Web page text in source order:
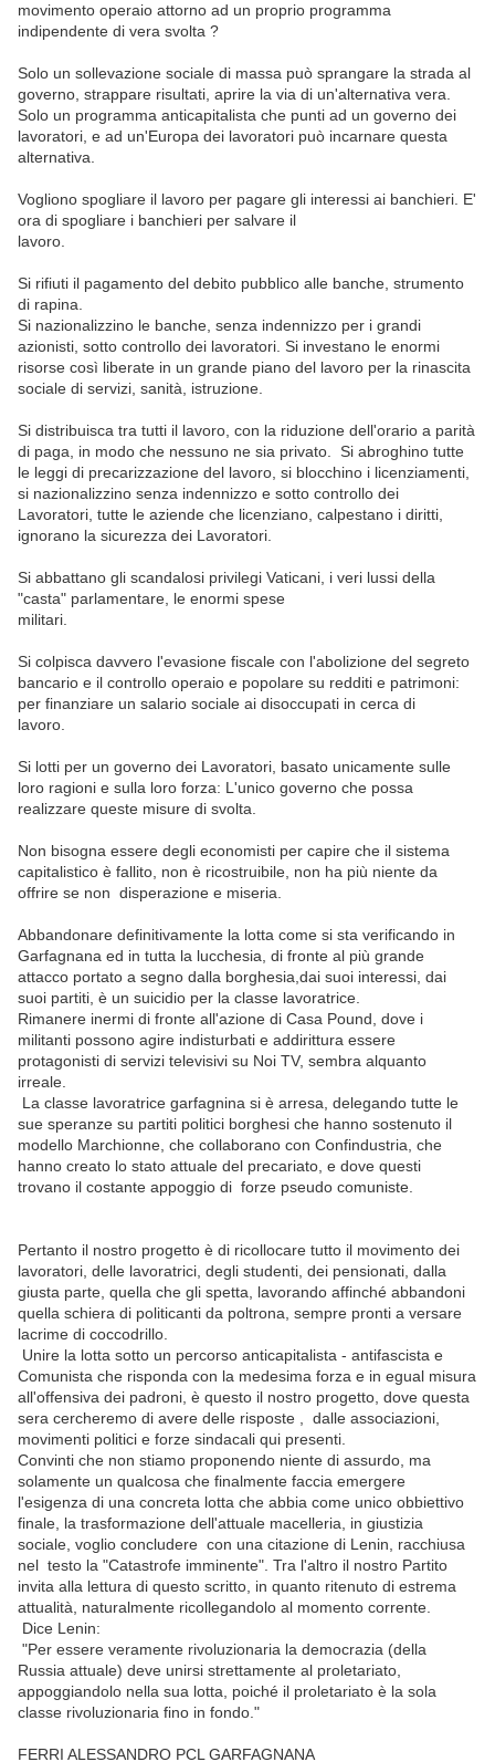
movimento operaio attorno ad un proprio programma
indipendente di vera svolta ?
Solo un sollevazione sociale di massa può sprangare la strada al
governo, strappare risultati, aprire la via di un'alternativa vera.
Solo un programma anticapitalista che punti ad un governo dei
lavoratori, e ad un'Europa dei lavoratori può incarnare questa
alternativa.
Vogliono spogliare il lavoro per pagare gli interessi ai banchieri. E'
ora di spogliare i banchieri per salvare il
lavoro.
Si rifiuti il pagamento del debito pubblico alle banche, strumento
di rapina.
Si nazionalizzino le banche, senza indennizzo per i grandi
azionisti, sotto controllo dei lavoratori. Si investano le enormi
risorse così liberate in un grande piano del lavoro per la rinascita
sociale di servizi, sanità, istruzione.
Si distribuisca tra tutti il lavoro, con la riduzione dell'orario a parità
di paga, in modo che nessuno ne sia privato. Si abroghino tutte
le leggi di precarizzazione del lavoro, si blocchino i licenziamenti,
si nazionalizzino senza indennizzo e sotto controllo dei
Lavoratori, tutte le aziende che licenziano, calpestano i diritti,
ignorano la sicurezza dei Lavoratori.
Si abbattano gli scandalosi privilegi Vaticani, i veri lussi della
"casta" parlamentare, le enormi spese
militari.
Si colpisca davvero l'evasione fiscale con l'abolizione del segreto
bancario e il controllo operaio e popolare su redditi e patrimoni:
per finanziare un salario sociale ai disoccupati in cerca di
lavoro.
Si lotti per un governo dei Lavoratori, basato unicamente sulle
loro ragioni e sulla loro forza: L'unico governo che possa
realizzare queste misure di svolta.
Non bisogna essere degli economisti per capire che il sistema
capitalistico è fallito, non è ricostruibile, non ha più niente da
offrire se non disperazione e miseria.
Abbandonare definitivamente la lotta come si sta verificando in
Garfagnana ed in tutta la lucchesia, di fronte al più grande
attacco portato a segno dalla borghesia,dai suoi interessi, dai
suoi partiti, è un suicidio per la classe lavoratrice.
Rimanere inermi di fronte all'azione di Casa Pound, dove i
militanti possono agire indisturbati e addirittura essere
protagonisti di servizi televisivi su Noi TV, sembra alquanto
irreale.
La classe lavoratrice garfagnina si è arresa, delegando tutte le
sue speranze su partiti politici borghesi che hanno sostenuto il
modello Marchionne, che collaborano con Confindustria, che
hanno creato lo stato attuale del precariato, e dove questi
trovano il costante appoggio di forze pseudo comuniste.
Pertanto il nostro progetto è di ricollocare tutto il movimento dei
lavoratori, delle lavoratrici, degli studenti, dei pensionati, dalla
giusta parte, quella che gli spetta, lavorando affinché abbandoni
quella schiera di politicanti da poltrona, sempre pronti a versare
lacrime di coccodrillo.
Unire la lotta sotto un percorso anticapitalista - antifascista e
Comunista che risponda con la medesima forza e in egual misura
all'offensiva dei padroni, è questo il nostro progetto, dove questa
sera cercheremo di avere delle risposte , dalle associazioni,
movimenti politici e forze sindacali qui presenti.
Convinti che non stiamo proponendo niente di assurdo, ma
solamente un qualcosa che finalmente faccia emergere
l'esigenza di una concreta lotta che abbia come unico obbiettivo
finale, la trasformazione dell'attuale macelleria, in giustizia
sociale, voglio concludere con una citazione di Lenin, racchiusa
nel testo la "Catastrofe imminente". Tra l'altro il nostro Partito
invita alla lettura di questo scritto, in quanto ritenuto di estrema
attualità, naturalmente ricollegandolo al momento corrente.
Dice Lenin:
"Per essere veramente rivoluzionaria la democrazia (della
Russia attuale) deve unirsi strettamente al proletariato,
appoggiandolo nella sua lotta, poiché il proletariato è la sola
classe rivoluzionaria fino in fondo."
FERRI ALESSANDRO PCL GARFAGNANA